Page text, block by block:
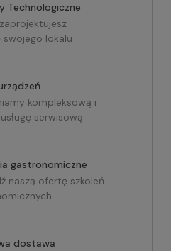
Technologiczne
swojego lokalu
kompleksową i
serwisową
gastronomiczne
naszą ofertę szkoleń
dostawa